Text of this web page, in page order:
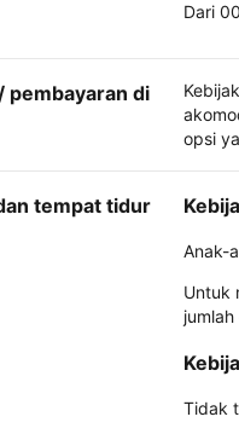
Dari
pembayaran di
opsi
tempat tidur
Anak-
Untuk
Tidak